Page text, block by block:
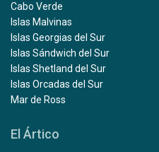
Cabo Verde
Islas Malvinas
Islas Georgias del Sur
Islas Sándwich del Sur
Islas Shetland del Sur
Islas Orcadas del Sur
Mar de Ross
El Ártico